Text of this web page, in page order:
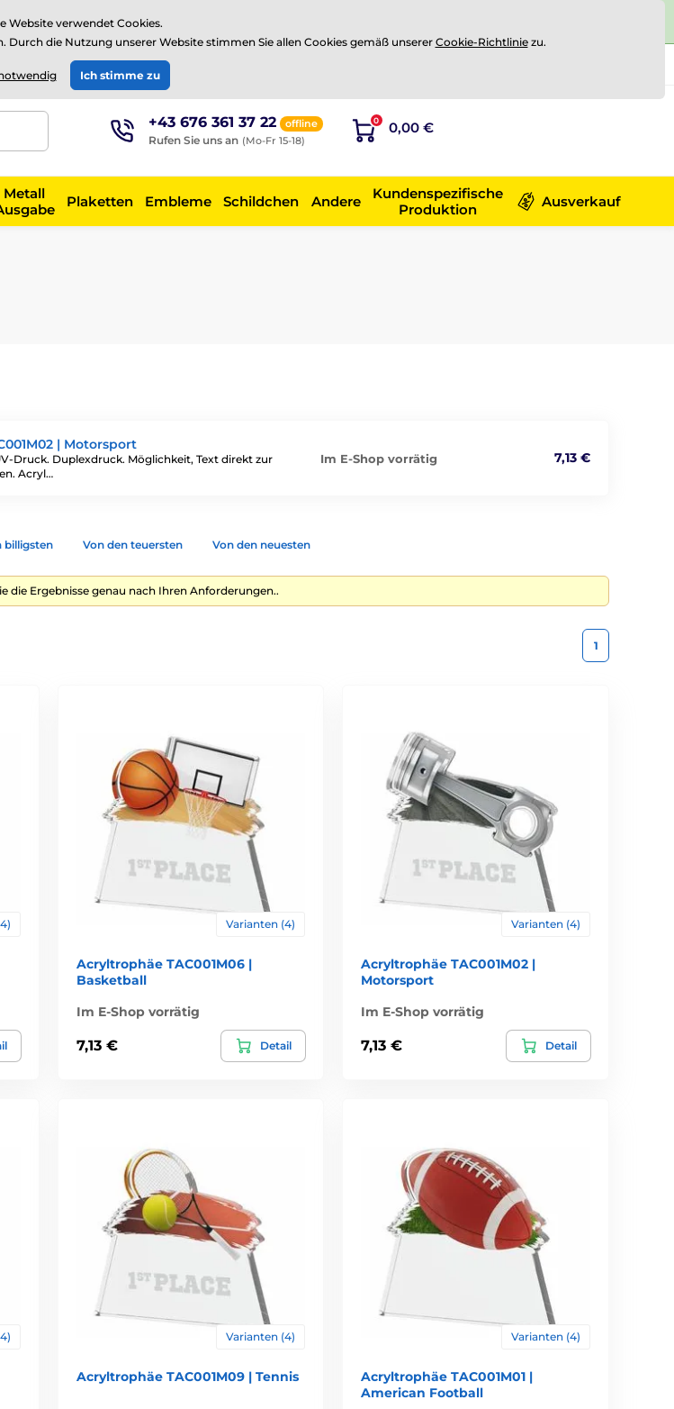
Bewertungen aufTrustpilot
EUR
+43 676 361 37 22 offline
Rufen Sie uns an (Mo-Fr 15-18)
0 0,00 €
Metall
Plaketten Embleme Schildchen Andere
Kundenspezifische
Produktion
Ausverkauf
| Motorsport
Druck. Duplexdruck. Möglichkeit, Text direkt zur
Acryl…
Im E-Shop vorrätig 7,13 €
billigsten Von den teuersten Von den neuesten
die Ergebnisse genau nach Ihren Anforderungen..
1
Varianten (4)
Acryltrophäe TAC001M06 |
Basketball
Im E-Shop vorrätig
7,13 € Detail
Varianten (4)
Acryltrophäe TAC001M02 |
Motorsport
Im E-Shop vorrätig
7,13 € Detail
Varianten (4)
Acryltrophäe TAC001M09 | Tennis
Varianten (4)
Acryltrophäe TAC001M01 |
American Football
Website verwendet Cookies.
die Nutzung unserer Website stimmen Sie allen Cookies gemäß unserer Cookie-Richtliniezu.
Ich stimme zu